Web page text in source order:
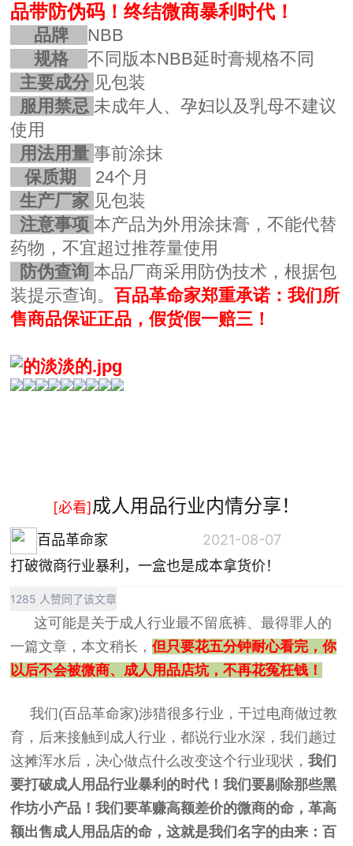
品带防伪码！终结微商暴利时代！
品牌
NBB
规格
不同版本NBB延时膏规格不同
主要成分 见包装
服用禁忌 未成年人、孕妇以及乳母不建议
使用
用法用量 事前涂抹
保质期
24个月
生产厂家 见包装
注意事项 本产品为外用涂抹膏，不能代替
药物，不宜超过推荐量使用
防伪查询 本品厂商采用防伪技术，根据包
装提示查询。百品革命家郑重承诺：我们所
售商品保证正品，假货假一赔三！
[必看]成人用品行业内情分享！
百品革命家 2021-08-07
打破微商行业暴利，一盒也是成本拿货价！
1285 人赞同了该文章
这可能是关于成人行业最不留底裤、最得罪人的
一篇文章，本文稍长，但只要花五分钟耐心看完，你
以后不会被微商、成人用品店坑，不再花冤枉钱！
我们(百品革命家)涉猎很多行业，干过电商做过教
育，后来接触到成人行业，都说行业水深，我们趟过
这摊浑水后，决心做点什么改变这个行业现状，我们
要打破成人用品行业暴利的时代！我们要剔除那些黑
作坊小产品！我们要革赚高额差价的微商的命，革高
额出售成人用品店的命，这就是我们名字的由来：百